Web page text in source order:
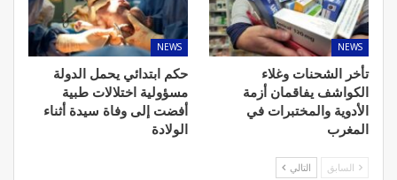
NEWS
تأخر الشحنات وغلاء
الكواشف يفاقمان أزمة
الأدوية والمختبرات في
المغرب
NEWS
حكم ابتدائي يحمل الدولة
مسؤولية اختلالات طبية
أفضت إلى وفاة سيدة أثناء
الولادة
السابق التالي